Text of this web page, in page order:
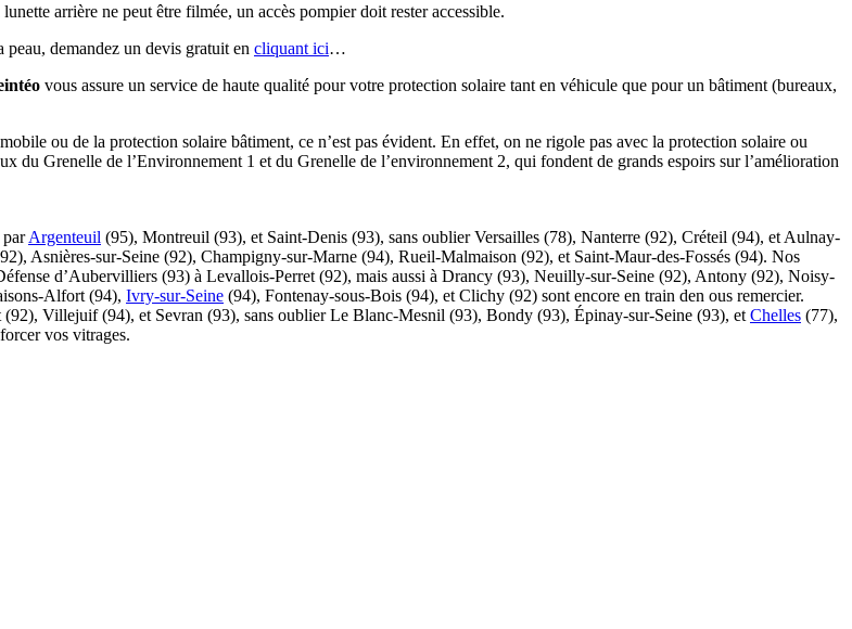
arrière ne peut être filmée, un accès pompier doit rester accessible.
demandez un devis gratuit en cliquant ici…
vous assure un service de haute qualité pour votre protection solaire tant en véhicule que pour un bâtiment (bureaux,
ou de la protection solaire bâtiment, ce n’est pas évident. En effet, on ne rigole pas avec la protection solaire ou
du Grenelle de l’Environnement 1 et du Grenelle de l’environnement 2, qui fondent de grands espoirs sur l’amélioration
parArgenteuil (95), Montreuil (93), et Saint-Denis (93), sans oublier Versailles (78), Nanterre (92), Créteil (94), et Aulnay-
Asnières-sur-Seine (92), Champigny-sur-Marne (94), Rueil-Malmaison (92), et Saint-Maur-des-Fossés (94). Nos
d’Aubervilliers (93) à Levallois-Perret (92), mais aussi à Drancy (93), Neuilly-sur-Seine (92), Antony (92), Noisy-
Alfort (94), Ivry-sur-Seine (94), Fontenay-sous-Bois (94), et Clichy (92) sont encore en train den ous remercier.
Villejuif (94), et Sevran (93), sans oublier Le Blanc-Mesnil (93), Bondy (93), Épinay-sur-Seine (93), et Chelles (77),
vos vitrages.